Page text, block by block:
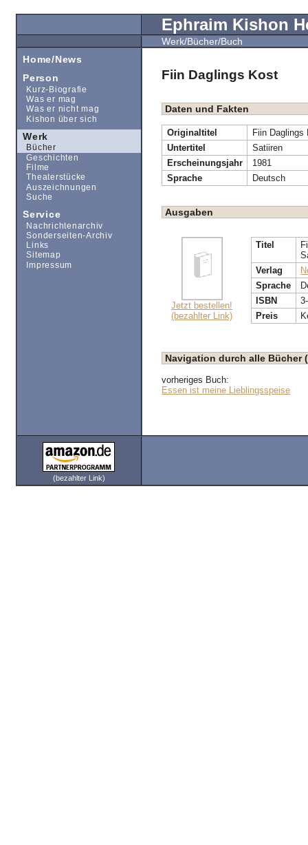
Ephraim Kishon
Werk/Bücher/Buch
Fiin Daglings Kost
Daten und Fakten
Originaltitel
Fiin Daglings
Untertitel
Satiiren
Erscheinungsjahr
1981
Sprache
Deutsch
Ausgaben
Jetzt bestellen!
(bezahlter Link)
Titel
Verlag
Sprache
ISBN
Preis
Navigation durch alle Bücher
vorheriges Buch:
Essen ist meine Lieblingsspeise
(bezahlter Link)
Home/News
Person
Kurz-Biografie
Was er mag
Was er nicht mag
Kishon über sich
Werk
Bücher
Geschichten
Filme
Theaterstücke
Auszeichnungen
Suche
Service
Nachrichtenarchiv
Sonderseiten-Archiv
Links
Sitemap
Impressum